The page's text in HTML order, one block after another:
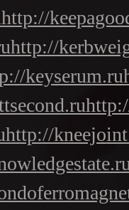
http://
http://
keyserum.ru
http://